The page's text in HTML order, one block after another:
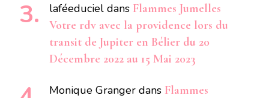
laféeduciel dans Flammes Jumelles
Votre rdv avec la providence lors du
transit de Jupiter en Bélier du 20
Décembre 2022 au 15 Mai 2023
Monique Granger dans Flammes